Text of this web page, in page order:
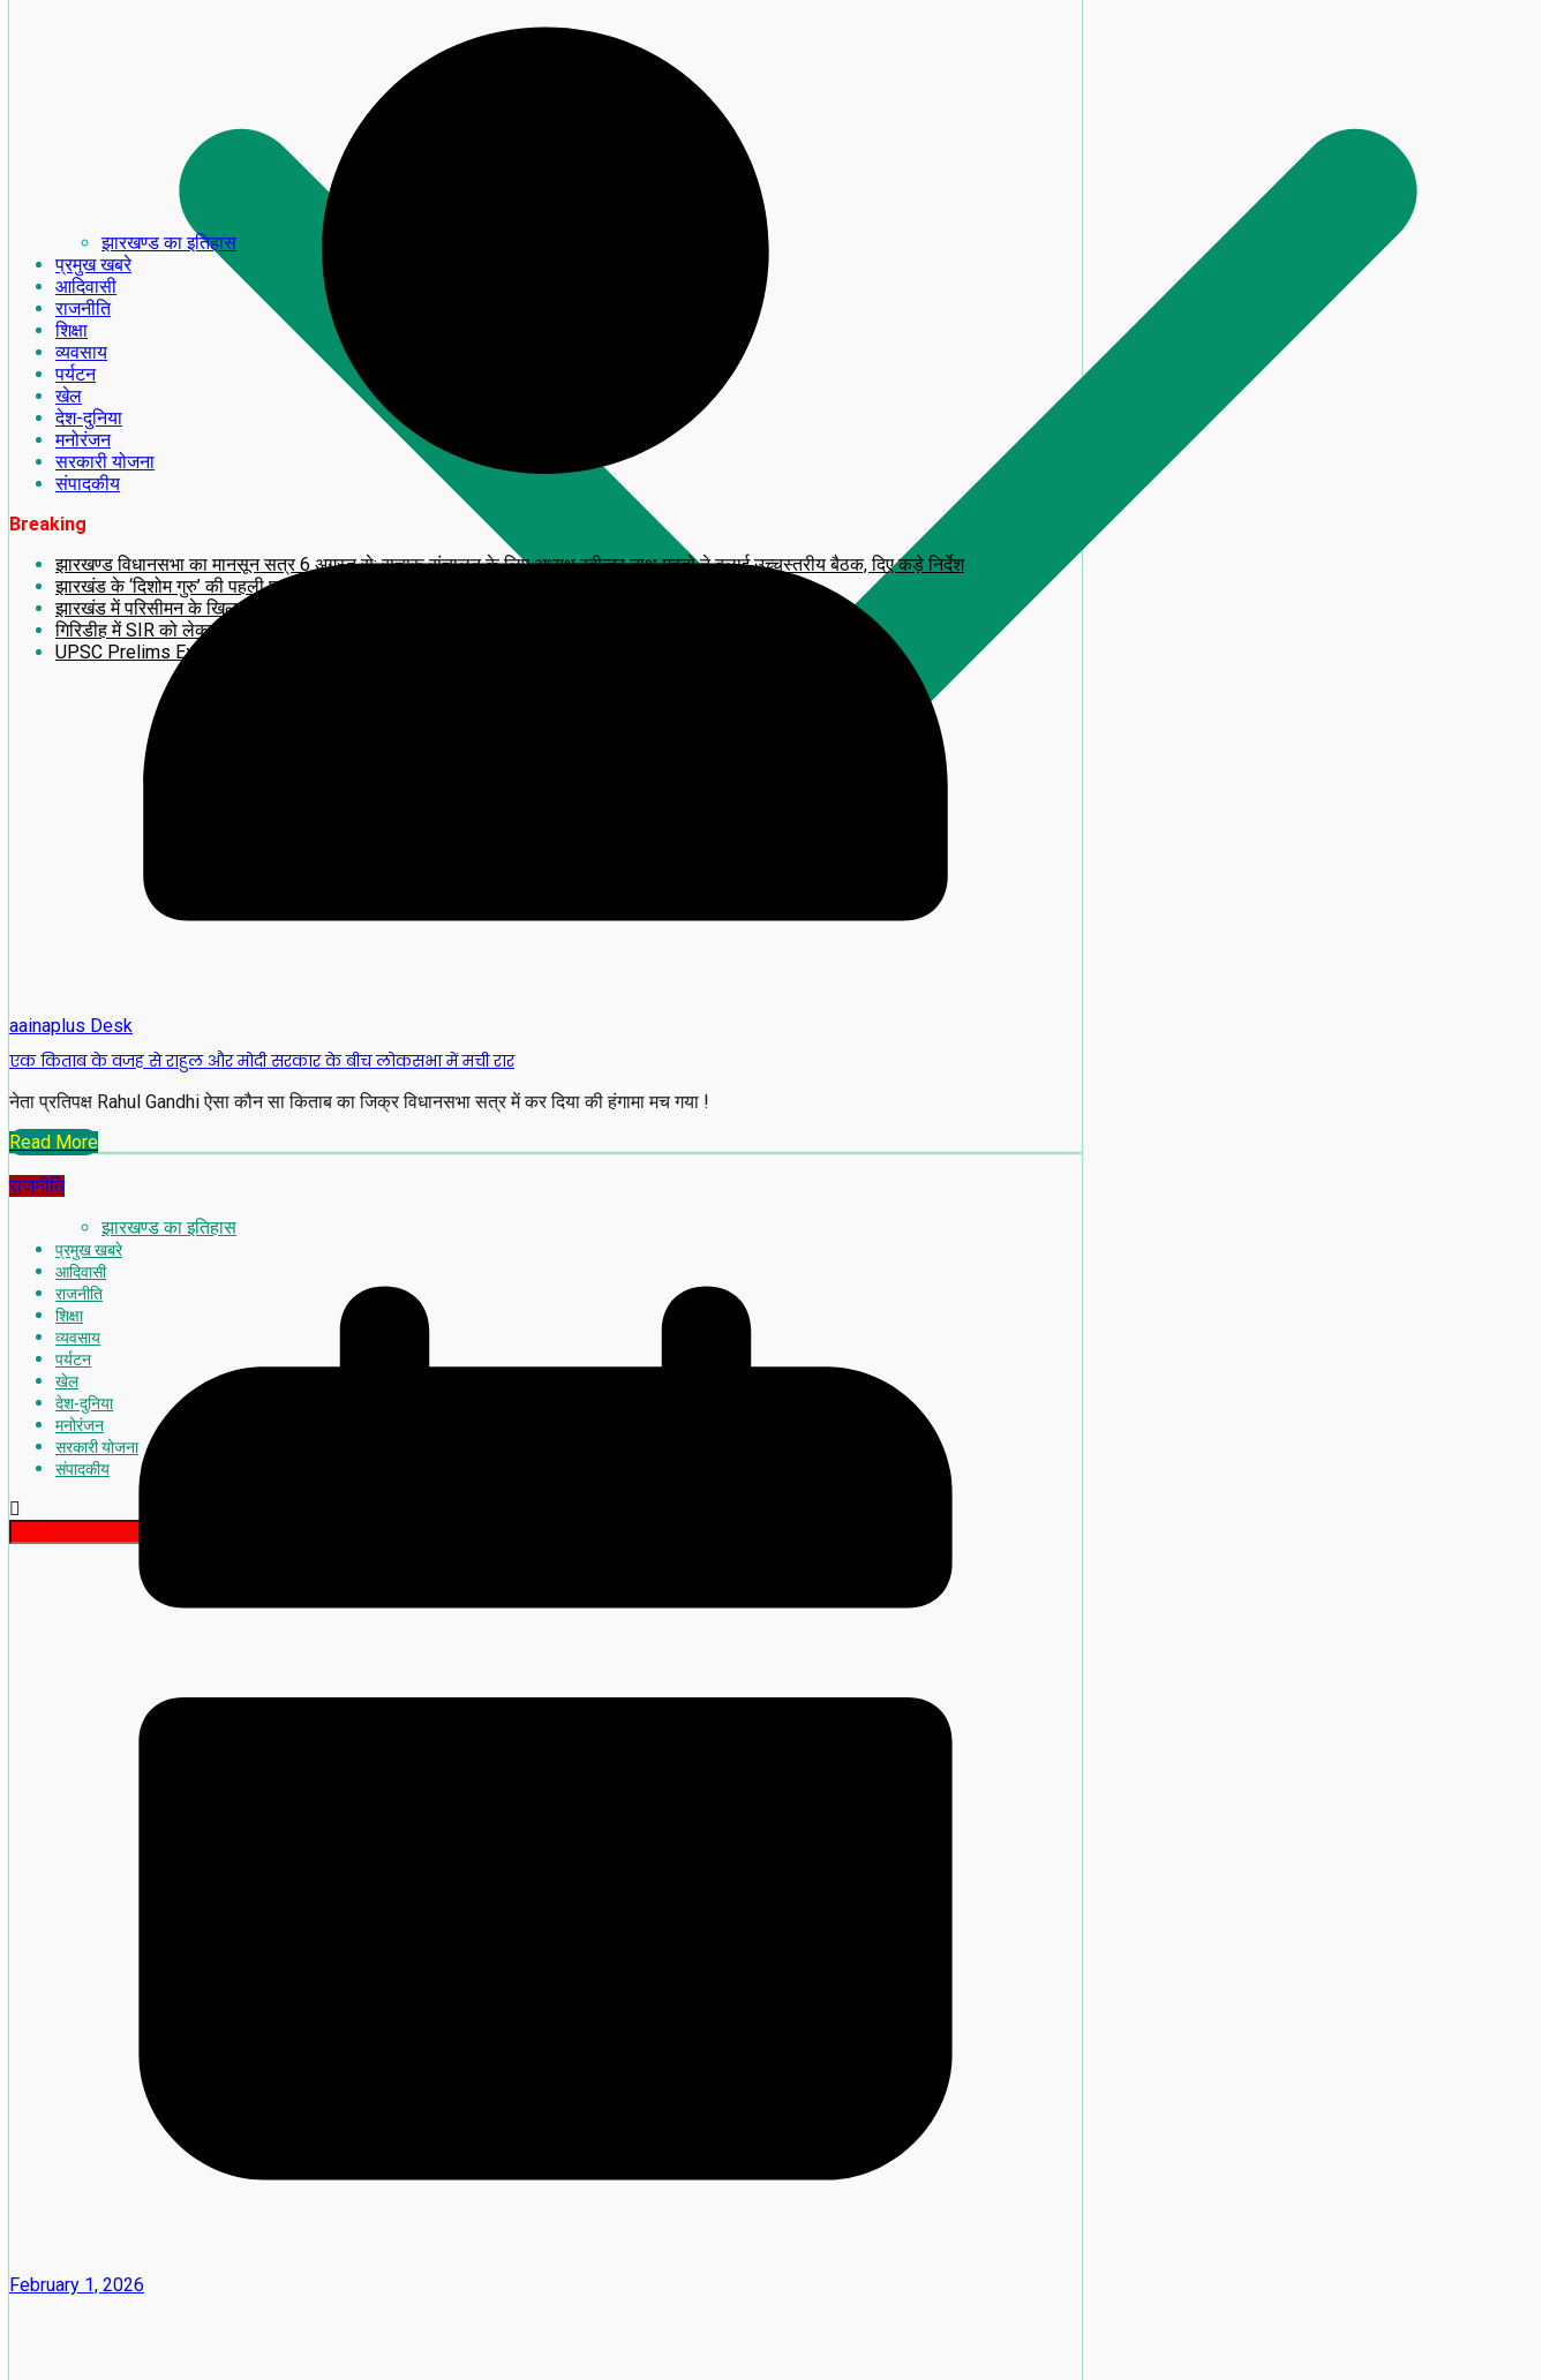
झारखण्ड का इतिहास
प्रमुख खबरे
आदिवासी
राजनीति
शिक्षा
व्यवसाय
पर्यटन
खेल
देश-दुनिया
मनोरंजन
सरकारी योजना
संपादकीय
झारखण्ड का इतिहास
प्रमुख खबरे
आदिवासी
राजनीति
शिक्षा
व्यवसाय
पर्यटन
खेल
देश-दुनिया
मनोरंजन
सरकारी योजना
संपादकीय
Breaking
झारखण्ड विधानसभा का मानसून सत्र 6 अगस्त से: सुचारू संचालन के लिए अध्यक्ष रबीन्द्र नाथ महतो ने बुलाई उच्चस्तरीय बैठक, दिए कड़े निर्देश
झारखंड के ‘दिशोम गुरु’ की पहली पुण्यतिथि पर लगेगी 14 फीट ऊंची भव्य प्रतिमा, CM हेमंत सोरेन करेंगे अनावरण
झारखंड में परिसीमन के खिलाफ बड़ा आंदोलन! 2 अगस्त को राँची में महाजुटाव, आरक्षित सीटें फ्रीज करने की मांग
गिरिडीह में SIR को लेकर झामुमो का BLA-2 का प्रशिक्षण सह बूथ सम्मेलन कार्यक्रम
UPSC Prelims Exam 2026 का बड़ा update: जानिए अपना ‘प्रोविजनल आंसर-की’
aainaplus Desk
एक किताब के वजह से राहुल और मोदी सरकार के बीच लोकसभा में मची रार
नेता प्रतिपक्ष Rahul Gandhi ऐसा कौन सा किताब का जिक्र विधानसभा सत्र में कर दिया की हंगामा मच गया !
Read More
राजनीति
February 1, 2026